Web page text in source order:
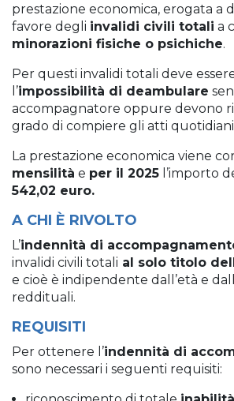
prestazione economica, erogata a
favore degli invalidi civili totali a
minorazioni fisiche o psichiche.
Per questi invalidi totali deve
l’impossibilità di deambulare
accompagnatore oppure devono
grado di compiere gli atti
La prestazione economica viene
mensilità e per il 2025 l’importo
542,02 euro.
A CHI È RIVOLTO
L’indennità di
invalidi civili totali al solo titolo
e cioè è indipendente dall’età e
reddituali.
REQUISITI
Per ottenere l’indennità di
sono necessari i seguenti requisiti: